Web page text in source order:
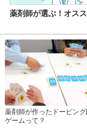
薬剤師が選ぶ！オス
薬剤師が作ったドーピング
ゲームって？